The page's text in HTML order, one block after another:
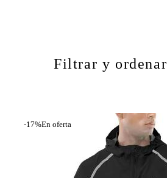
Filtrar y ordenar
-17%En oferta